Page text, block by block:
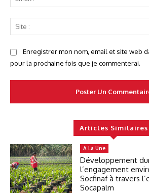
Enregistrer mon nom, email et site web
pour la prochaine fois que je commenterai.
Articles Similaires
A La Une
Développement
l’engagement
Socfinaf à travers
Socapalm